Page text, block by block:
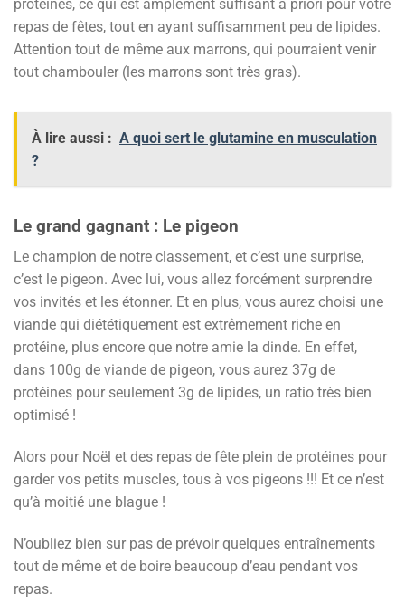
protéines, ce qui est amplement suffisant a priori pour votre
repas de fêtes, tout en ayant suffisamment peu de lipides.
Attention tout de même aux marrons, qui pourraient venir
tout chambouler (les marrons sont très gras).
À lire aussi : A quoi sert le glutamine en musculation
?
Le grand gagnant : Le pigeon
Le champion de notre classement, et c’est une surprise,
c’est le pigeon. Avec lui, vous allez forcément surprendre
vos invités et les étonner. Et en plus, vous aurez choisi une
viande qui diététiquement est extrêmement riche en
protéine, plus encore que notre amie la dinde. En effet,
dans 100g de viande de pigeon, vous aurez 37g de
protéines pour seulement 3g de lipides, un ratio très bien
optimisé !
Alors pour Noël et des repas de fête plein de protéines pour
garder vos petits muscles, tous à vos pigeons !!! Et ce n’est
qu’à moitié une blague !
N’oubliez bien sur pas de prévoir quelques entraînements
tout de même et de boire beaucoup d’eau pendant vos
repas.